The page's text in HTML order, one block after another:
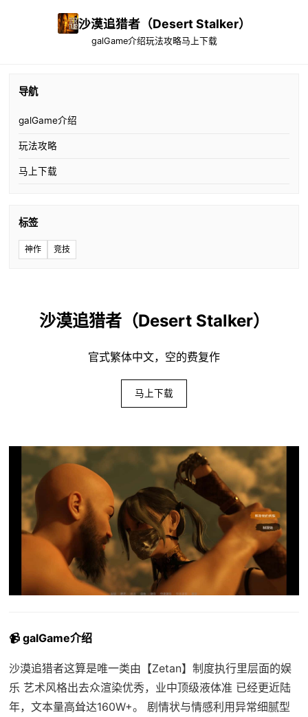
沙漠追猎者（Desert Stalker）
galGame介绍玩法攻略马上下载
导航
galGame介绍
玩法攻略
马上下载
标签
神作 竞技
沙漠追猎者（Desert Stalker）
官式繁体中文，空的费复作
马上下载
📹 galGame介绍
沙漠追猎者这算是唯一类由【Zetan】制度执行里层面的娱
乐 艺术风格出去众渲染优秀，业中顶级液体准 已经更近陆
年，文本量高耸达160W+。 剧情状与情感利用异常细腻型